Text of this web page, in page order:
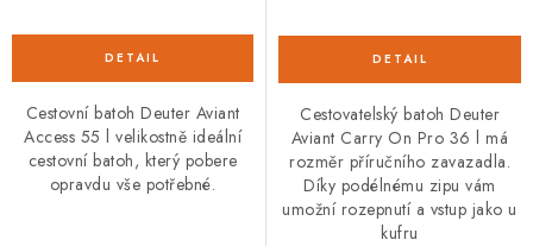
Cestovní batoh Deuter Aviant
Access 55 l velikostně ideální
cestovní batoh, který pobere
opravdu vše potřebné.
Cestovatelský batoh Deuter
Aviant Carry On Pro 36 l má
rozměr příručního zavazadla.
Díky podélnému zipu vám
umožní rozepnutí a vstup jako u
kufru